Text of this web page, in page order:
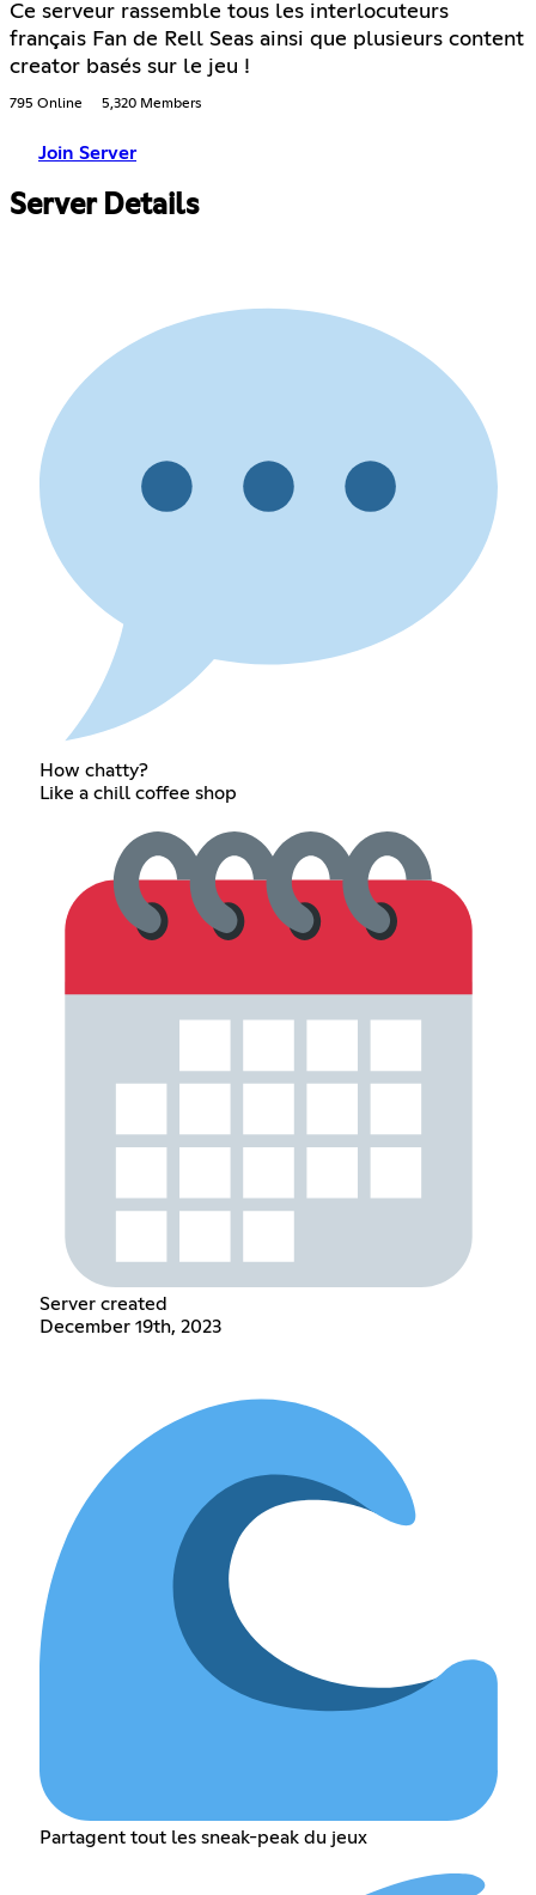
Ce serveur rassemble tous les interlocuteurs
français Fan de Rell Seas ainsi que plusieurs content
creator basés sur le jeu !
795 Online 5,320 Members
Join Server
Server Details
How chatty?
Like a chill coffee shop
Server created
December 19th, 2023
Partagent tout les sneak-peak du jeux